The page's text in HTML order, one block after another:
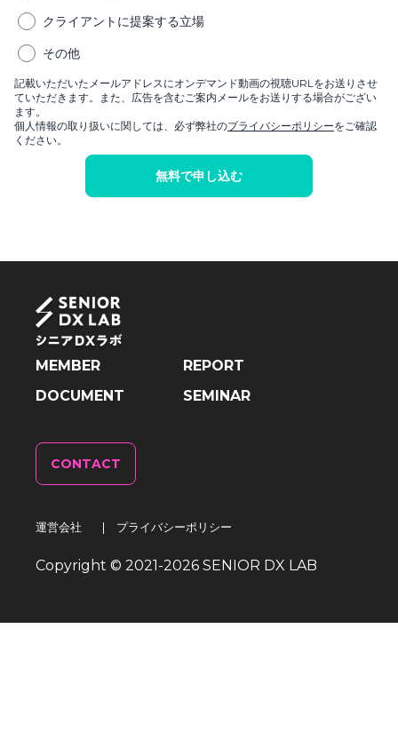
クライアントに提案する立場
その他
記載いただいたメールアドレスにオンデマンド動画の視聴URLをお送りさせ
ていただきます。また、広告を含むご案内メールをお送りする場合がござい
ます。
個人情報の取り扱いに関しては、必ず弊社のプライバシーポリシーをご確認
ください。
無料で申し込む
MEMBER
REPORT
DOCUMENT
SEMINAR
CONTACT
運営会社 | プライバシーポリシー
Copyright © 2021-2026 SENIOR DX LAB